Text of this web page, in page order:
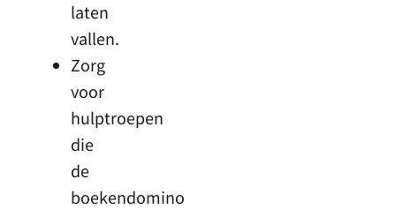
laten
vallen.
Zorg
voor
hulptroepen
die
de
boekendomino